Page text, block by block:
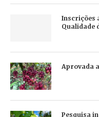
Inscrições
Qualidade
Aprovada
Pesquisa